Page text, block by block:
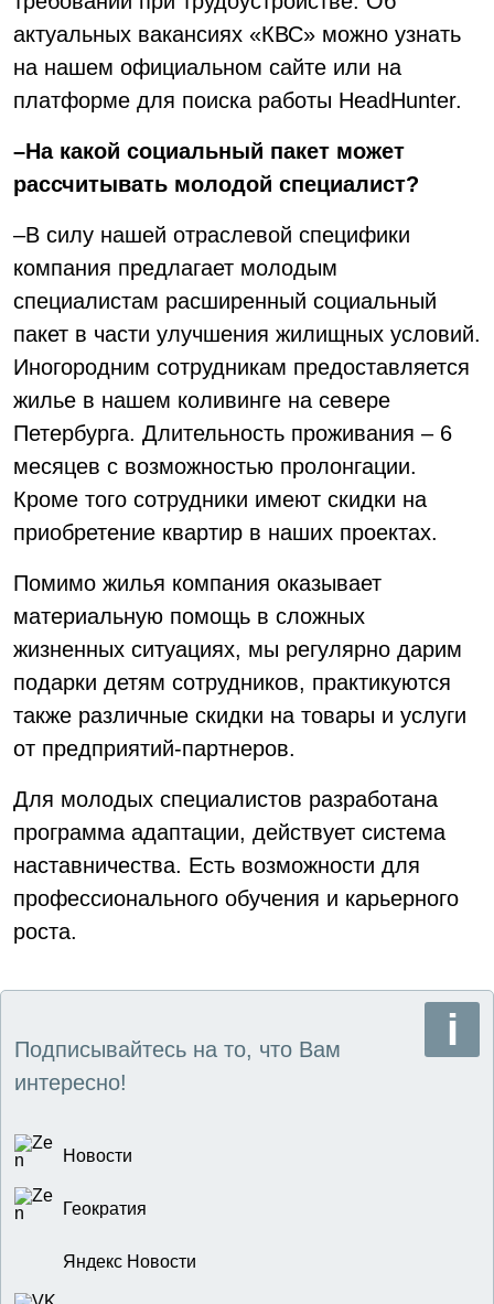
актуальных вакансиях «КВС» можно узнать
на нашем официальном сайте или на
платформе для поиска работы HeadHunter.
–На какой социальный пакет может
рассчитывать молодой специалист?
–В силу нашей отраслевой специфики
компания предлагает молодым
специалистам расширенный социальный
пакет в части улучшения жилищных условий.
Иногородним сотрудникам предоставляется
жилье в нашем коливинге на севере
Петербурга. Длительность проживания – 6
месяцев с возможностью пролонгации.
Кроме того сотрудники имеют скидки на
приобретение квартир в наших проектах.
Помимо жилья компания оказывает
материальную помощь в сложных
жизненных ситуациях, мы регулярно дарим
подарки детям сотрудников, практикуются
также различные скидки на товары и услуги
от предприятий-партнеров.
Для молодых специалистов разработана
программа адаптации, действует система
наставничества. Есть возможности для
профессионального обучения и карьерного
роста.
Подписывайтесь на то, что Вам
интересно!
Новости
Геократия
Яндекс Новости